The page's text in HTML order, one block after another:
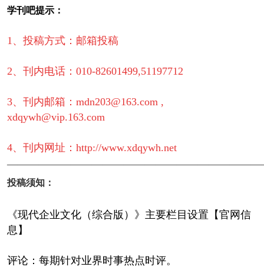
学刊吧提示：
1、投稿方式：邮箱投稿
2、刊内电话：010-82601499,51197712
3、刊内邮箱：mdn203@163.com ,
xdqywh@vip.163.com
4、刊内网址：http://www.xdqywh.net
投稿须知：
《现代企业文化（综合版）》主要栏目设置【官网信
息】
评论：每期针对业界时事热点时评。